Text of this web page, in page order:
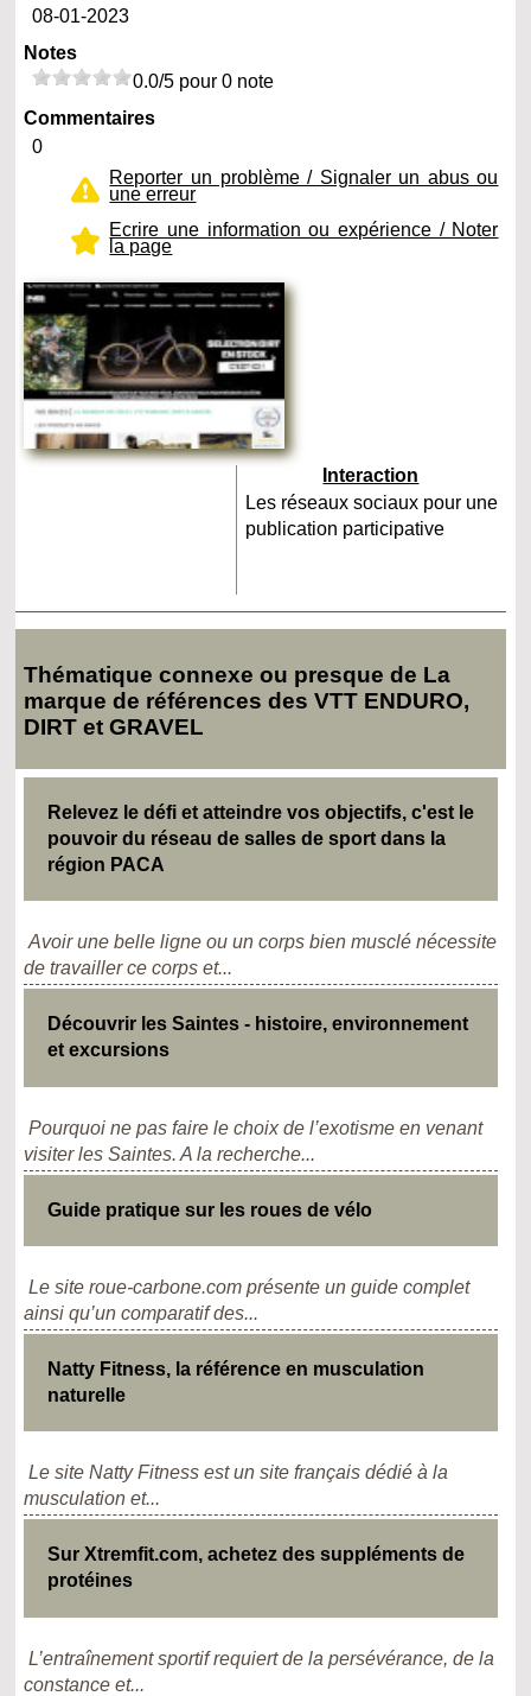
08-01-2023
Notes
0.0/5 pour 0 note
Commentaires
0
Reporter un problème / Signaler un abus ou
une erreur
Ecrire une information ou expérience / Noter
la page
Interaction
Les réseaux sociaux pour une
publication participative
Thématique connexe ou presque de La
marque de références des VTT ENDURO,
DIRT et GRAVEL
Relevez le défi et atteindre vos objectifs, c'est le
pouvoir du réseau de salles de sport dans la
région PACA
Avoir une belle ligne ou un corps bien musclé nécessite
de travailler ce corps et...
Découvrir les Saintes - histoire, environnement
et excursions
Pourquoi ne pas faire le choix de l’exotisme en venant
visiter les Saintes. A la recherche...
Guide pratique sur les roues de vélo
Le site roue-carbone.com présente un guide complet
ainsi qu’un comparatif des...
Natty Fitness, la référence en musculation
naturelle
Le site Natty Fitness est un site français dédié à la
musculation et...
Sur Xtremfit.com, achetez des suppléments de
protéines
L’entraînement sportif requiert de la persévérance, de la
constance et...